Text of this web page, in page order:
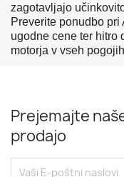
zagotavljajo
Preverite ponudbo
ugodne cene ter hitro
motorja v vseh
Prejemajte
prodajo